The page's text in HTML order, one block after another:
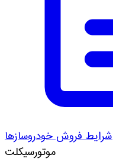
شرایط فروش خودروسازها
موتورسیکلت